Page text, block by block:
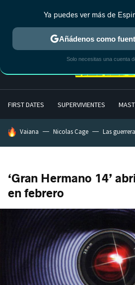
FIRST DATES SUPERVIVIENTES
HOY SE HABLA DE
Vaiana Nicolas Cage Las
‘Gran Hermano 14’
en febrero
Ya puedes ver más de
Añádenos como
Solo necesitas una cuenta